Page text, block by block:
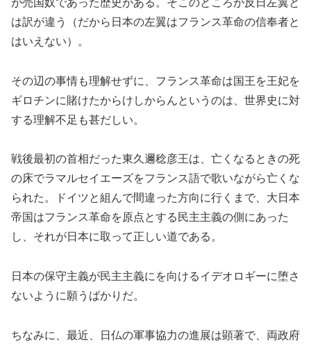
は訳が違う（だから日本の左翼はフランス革命の信奉者と
はいえない）。
その辺の事情も理解せずに、フランス革命は国王を王妃を
ギロチンに賭けたからけしからんというのは、世界史に対
する理解不足も甚だしい。
戦後最初の首相だった東久邇稔彦王は、亡くなるときの死
の床でラマルセイエーズをフランス語で歌いながら亡くな
られた。ドイツと組んで間違った方向に行くまで、大日本
帝国はフランス革命を原点とする民主主義の側にあった
し、それが日本に取って正しい道である。
日本の保守主義が民主主義にを向けるイデオロギーに堕さ
ないように願うばかりだ。
ちなみに、最近、日仏の軍事協力の進展は顕著で、両政府